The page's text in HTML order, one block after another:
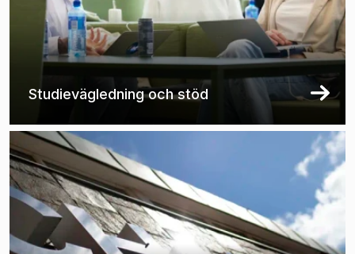
Studievägledning och stöd